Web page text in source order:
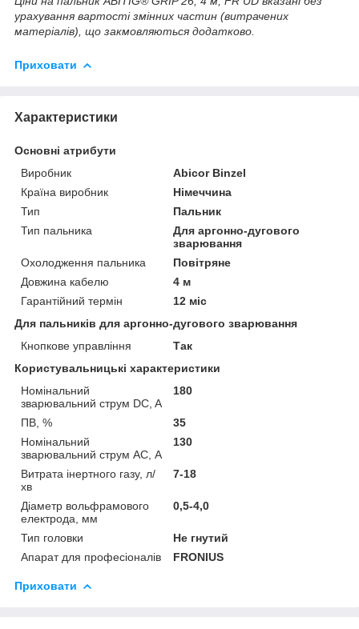
урахування вартості змінних частин (витрачених
матеріалів), що закмовляються додатково.
Приховати
Характеристики
Основні атрибути
Виробник
Abicor Binzel
Країна виробник
Німеччина
Тип
Пальник
Тип пальника
Для аргонно-дугового
зварювання
Охолодження пальника
Повітряне
Довжина кабелю
4 м
Гарантійний термін
12 міс
Для пальників для аргонно-дугового зварювання
Кнопкове управління
Так
Користувальницькі характеристики
Номінальний
зварювальний струм DC, A
180
ПВ, %
35
Номінальний
зварювальний струм АС, А
130
Витрата інертного газу, л/
хв
7-18
Діаметр вольфрамового
електрода, мм
0,5-4,0
Тип головки
Не гнутий
Апарат для професіоналів
FRONIUS
Приховати